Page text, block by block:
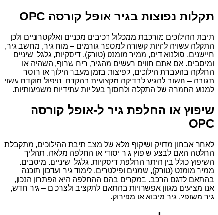
תקלות נפוצות בגיר אופל קורסה OPC
תיבת ההילוכים מורכבת ממכלול רכיבים מכניים ואלקטרוניים ולכן
התקלה עשויה להיות קשורה למספר גורמים – מוח גיר, מחשב גיר,
חיישנים, סולנואידים, ממיר מומנט (טורק), דיסקיות, גלגלי שיניים
ומיסבים. אם אתם חווים רעשים מהגיר, ריח שרוף, השהיה או
החלקה בהעברת הילוכים, קפיצות בזמן מעבר הילוך או חוסר
תגובה – חשוב להגיע לבדיקה מקצועית בהקדם. טיפול מוקדם עשוי
למנוע החמרה של התקלה ולחסוך בעלויות עתידיות משמעותיות.
שיפוץ או החלפת גיר ל-אופל קורסה
OPC
לאחר אבחון מדויק ושיקוף מלא של מצב תיבת ההילוכים, מתקבלת
החלטה האם לבצע שיפוץ גיר יסודי או החלפה מלאה. תהליך
השיפוץ כולל בין היתר החלפת דיסקיות, גלגלי שיניים, מיסבים,
ממיר מומנט (טורק), שמנים ופילטרים, לימוד גיר ועדכון תוכנה
בהתאם לדגם הרכב. במקרים בהם ההחלפה היא הפתרון הנכון,
אנו מציעים מגוון אפשרויות בהתאם לתקציב ולצרכים – גיר חדש,
גיר משופץ, גיר מיבוא או מפירוק.